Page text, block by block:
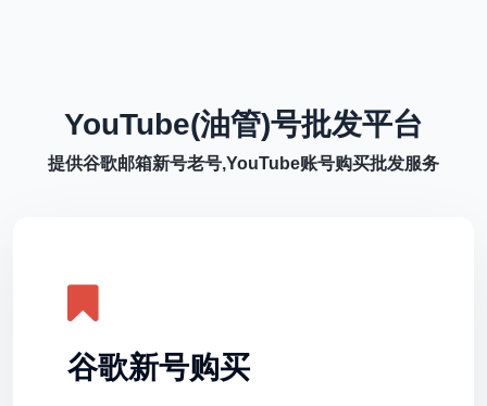
YouTube(油管)号批发平台
提供谷歌邮箱新号老号,YouTube账号购买批发服务
谷歌新号购买